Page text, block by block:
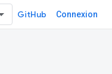
GitHub Connexion